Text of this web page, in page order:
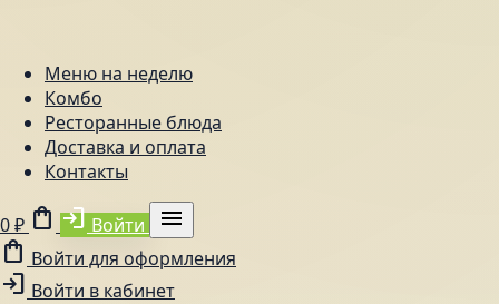
Меню на неделю
Комбо
Ресторанные блюда
Доставка и оплата
Контакты
0 ₽ shopping_bag login Войти
menu
shopping_bag Войти для оформления
login Войти в кабинет